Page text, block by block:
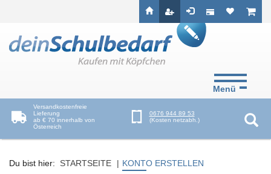
ist leerist
Menü
Versandkostenfreie
Lieferung
ab € 70 innerhalb von
Österreich
0676 944 89 53
(Kosten netzabh.)
Du bist hier: STARTSEITE KONTO ERSTELLEN